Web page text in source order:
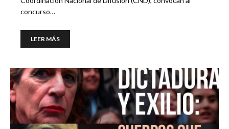
concurso…
LEER MÁS